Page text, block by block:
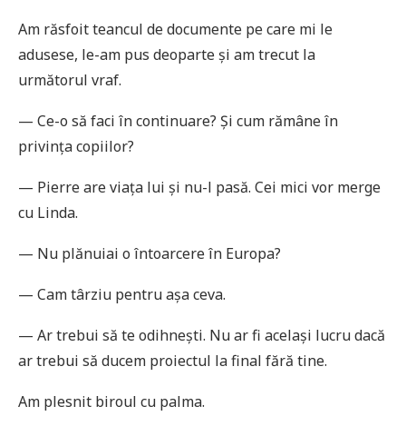
Am răsfoit teancul de documente pe care mi le
adusese, le-am pus deoparte și am trecut la
următorul vraf.
— Ce-o să faci în continuare? Și cum rămâne în
privința copiilor?
— Pierre are viața lui și nu-l pasă. Cei mici vor merge
cu Linda.
— Nu plănuiai o întoarcere în Europa?
— Cam târziu pentru așa ceva.
— Ar trebui să te odihnești. Nu ar fi același lucru dacă
ar trebui să ducem proiectul la final fără tine.
Am plesnit biroul cu palma.